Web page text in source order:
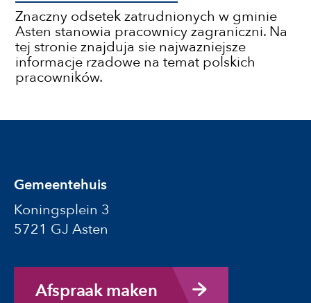
Znaczny odsetek zatrudnionych w gminie
Asten stanowia pracownicy zagraniczni. Na
tej stronie znajduja sie najwazniejsze
informacje rzadowe na temat polskich
pracowników.
Gemeentehuis
Koningsplein 3
5721 GJ Asten
Afspraak maken